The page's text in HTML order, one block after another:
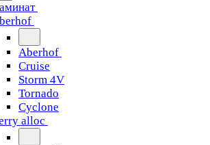
Aberhof
Cruise
Storm 4V
Tornado
Сyclone
alloc